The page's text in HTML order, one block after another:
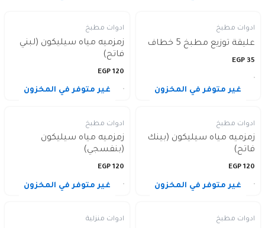
ادوات مطبخ
عليقة توزيع مطبخ 5 خطاف
35
EGP
ادوات مطبخ
زمزميه مياه سيليكون (لبني
فاتح)
120
EGP
غير متوفر في المخزون
ادوات مطبخ
زمزميه مياه سيليكون (بينك
فاتح)
120
EGP
غير متوفر في المخزون
ادوات مطبخ
زمزميه مياه سيليكون
(بنفسجي)
120
EGP
غير متوفر في المخزون
ادوات مطبخ
غير متوفر في المخزون
ادوات منزلية